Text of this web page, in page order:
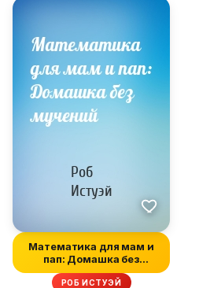
Математика для мам и
пап: Домашка без
мучений
РОБ ИСТУЭЙ